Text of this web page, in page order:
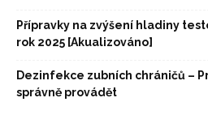
Přípravky na zvýšení hladiny
rok 2025 [Akualizováno]
Dezinfekce zubních chráničů –
správně provádět